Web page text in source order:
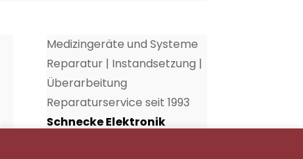
Medizingeräte und Systeme
Reparatur | Instandsetzung |
Überarbeitung
Reparaturservice seit 1993
Schnecke Elektronik